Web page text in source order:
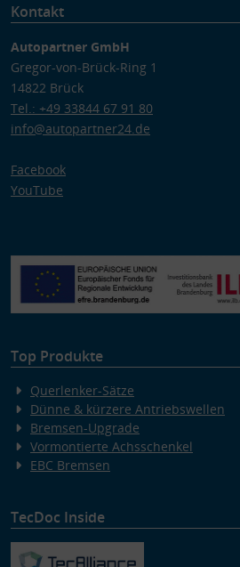
Kontakt
Autopartner GmbH
Gregor-von-Brück-Ring 1
14822 Brück
Tel.: +49 33844 67 91 80
info@autopartner24.de
Facebook
YouTube
Top Produkte
Querlenker-Sätze
Dünne & kürzere Antriebswellen
Bremsen-Upgrade
Vormontierte Achsschenkel
EBC Bremsen
TecDoc Inside